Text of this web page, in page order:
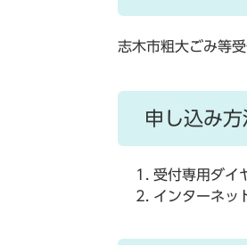
志木市粗大ごみ等
申し込み方
受付専用ダイ
インターネッ